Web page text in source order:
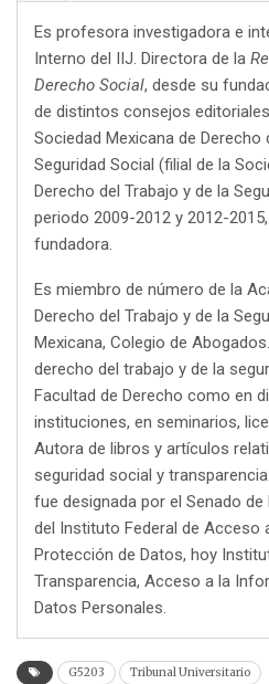
Es profesora investigadora e
Interno del IIJ. Directora de la
Derecho Social, desde su
de distintos consejos
Sociedad Mexicana de Derecho
Seguridad Social (filial de la
Derecho del Trabajo y de la
periodo 2009-2012 y 2012-
fundadora.
Es miembro de número de la
Derecho del Trabajo y de la
Mexicana, Colegio de
derecho del trabajo y de la
Facultad de Derecho como en
instituciones, en seminarios,
Autora de libros y artículos
seguridad social y
fue designada por el Senado
del Instituto Federal de Acceso
Protección de Datos, hoy
Transparencia, Acceso a la
Datos Personales.
G5203 Tribunal Universitario